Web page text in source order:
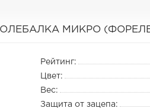
МИКРО
Рейтинг:
Цвет:
Вес:
Защита от зацепа: